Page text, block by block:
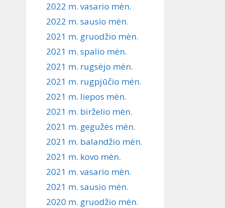
2022 m. vasario mėn.
2022 m. sausio mėn.
2021 m. gruodžio mėn.
2021 m. spalio mėn.
2021 m. rugsėjo mėn.
2021 m. rugpjūčio mėn.
2021 m. liepos mėn.
2021 m. birželio mėn.
2021 m. gegužės mėn.
2021 m. balandžio mėn.
2021 m. kovo mėn.
2021 m. vasario mėn.
2021 m. sausio mėn.
2020 m. gruodžio mėn.